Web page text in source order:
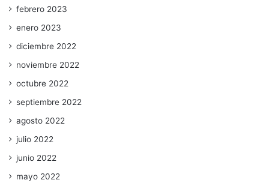
febrero 2023
enero 2023
diciembre 2022
noviembre 2022
octubre 2022
septiembre 2022
agosto 2022
julio 2022
junio 2022
mayo 2022